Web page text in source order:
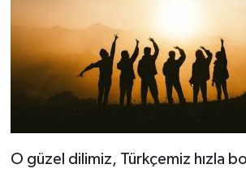
O güzel dilimiz, Türkçemiz hızla
Magazin
Resmi İlanlar